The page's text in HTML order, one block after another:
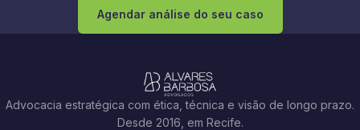
Agendar análise do seu caso
Advocacia estratégica com ética, técnica e visão de longo prazo.
Desde 2016, em Recife.